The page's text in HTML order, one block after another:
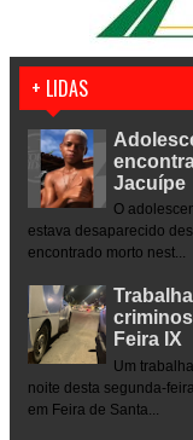
+ LIDAS
Jacuípe
O
estava desaparecido
encontrado morto nest...
Feira IX
Um
noite desta segunda-
em Feira de Santa...